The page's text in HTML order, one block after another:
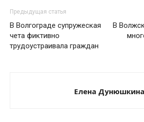
Предыдущая статья
В Волгограде супружеская
чета фиктивно
трудоустраивала граждан
В
Елена Дунюшкина